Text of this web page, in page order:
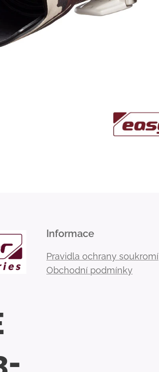
Informace
Pravidla ochrany soukromí
Obchodní podmínky